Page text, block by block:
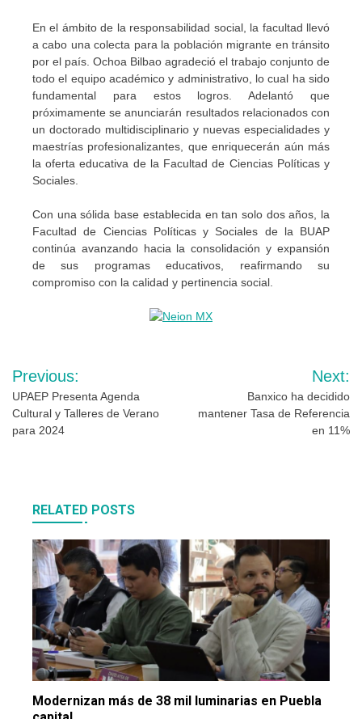
En el ámbito de la responsabilidad social, la facultad llevó
a cabo una colecta para la población migrante en tránsito
por el país. Ochoa Bilbao agradeció el trabajo conjunto de
todo el equipo académico y administrativo, lo cual ha sido
fundamental para estos logros. Adelantó que
próximamente se anunciarán resultados relacionados con
un doctorado multidisciplinario y nuevas especialidades y
maestrías profesionalizantes, que enriquecerán aún más
la oferta educativa de la Facultad de Ciencias Políticas y
Sociales.
Con una sólida base establecida en tan solo dos años, la
Facultad de Ciencias Políticas y Sociales de la BUAP
continúa avanzando hacia la consolidación y expansión
de sus programas educativos, reafirmando su
compromiso con la calidad y pertinencia social.
Navegación
de
entradas
Previous:
UPAEP Presenta Agenda
Cultural y Talleres de Verano
para 2024
Next:
Banxico ha decidido
mantener Tasa de Referencia
en 11%
RELATED POSTS
Modernizan más de 38 mil luminarias en Puebla